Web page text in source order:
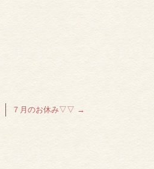
７月のお休み▽▽ →